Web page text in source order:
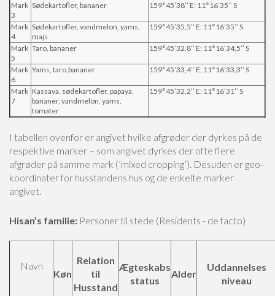
Mark
3
Sødekartofler, bananer 159°45’38’’ E; 11°16’35’’ S
Mark
4
Sødekartofler, vandmelon, yams,
majs
159°45’35,5’’ E; 11°16’35’’ S
Mark
5
Taro, bananer 159°45’32,8’’ E; 11°16’34,5’’ S
Mark
6
Yams, taro,bananer 159°45’33,4’’ E; 11°16’33,3’’ S
Mark
7
Kassava, sødekartofler, papaya,
bananer, vandmelon, yams,
tomater
159°45’32,2’’ E; 11°16’31’’ S
I tabellen ovenfor er angivet hvilke afgrøder der dyrkes på de
respektive marker – som angivet dyrkes der ofte flere
afgrøder på samme mark (’mixed cropping’). Desuden er geo-
koordinater for husstandens hus og de enkelte marker
angivet.
Hisan’s familie: Personer til stede (Residents - de facto)
Navn
Køn
Relation
til
Husstand
Ægteskabs
status
Alder
Uddannelses
niveau